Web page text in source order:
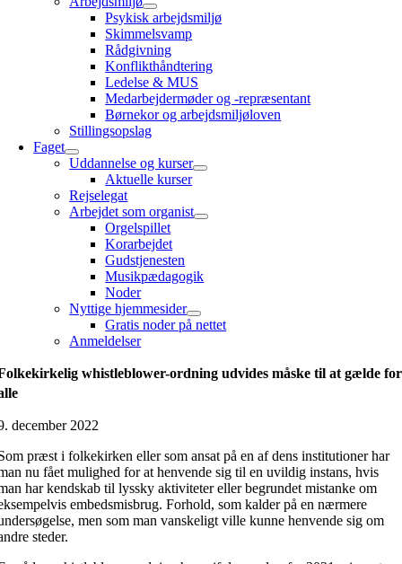
Psykisk arbejdsmiljø
Skimmelsvamp
Rådgivning
Konflikthåndtering
Ledelse & MUS
Medarbejdermøder og -repræsentant
Børnekor og arbejdsmiljøloven
Stillingsopslag
Faget
Uddannelse og kurser
Aktuelle kurser
Rejselegat
Arbejdet som organist
Orgelspillet
Korarbejdet
Gudstjenesten
Musikpædagogik
Noder
Nyttige hjemmesider
Gratis noder på nettet
Anmeldelser
whistleblower-ordning udvides måske til at gælde for
december 2022
præst i folkekirken eller som ansat på en af dens institutioner har
nu fået mulighed for at henvende sig til en uvildig instans, hvis
har kendskab til lyssky aktiviteter eller begrundet mistanke om
embedsmisbrug. Forhold, som kalder på en nærmere
men som man vanskeligt ville kunne henvende sig om
steder.